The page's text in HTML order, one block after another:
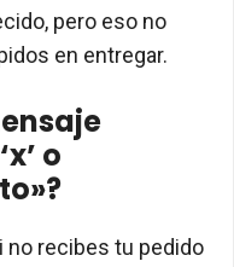
pero eso no
en entregar.
o
no recibes tu pedido